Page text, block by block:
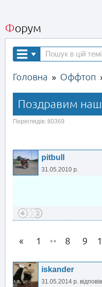
Форум
Головна » Оффтоп
Поздравим
Переглядів: 80369
pitbull
31.05.2010 р.
1 •• 8 9
iskander
31.05.2014 р.